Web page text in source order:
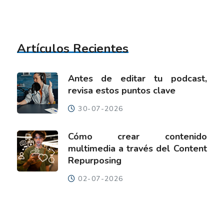
Artículos Recientes
Antes de editar tu podcast,
revisa estos puntos clave
30-07-2026
Cómo crear contenido
multimedia a través del Content
Repurposing
02-07-2026